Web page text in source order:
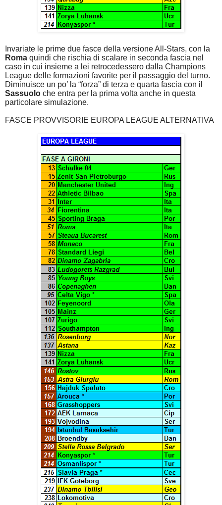
Invariate le prime due fasce della versione All-Stars, con la
Roma quindi che rischia di scalare in seconda fascia nel
caso in cui insieme a lei retrocedessero dalla Champions
League delle formazioni favorite per il passaggio del turno.
Diminuisce un po’ la “forza” di terza e quarta fascia con il
Sassuolo che entra per la prima volta anche in questa
particolare simulazione.
FASCE PROVVISORIE EUROPA LEAGUE ALTERNATIVA